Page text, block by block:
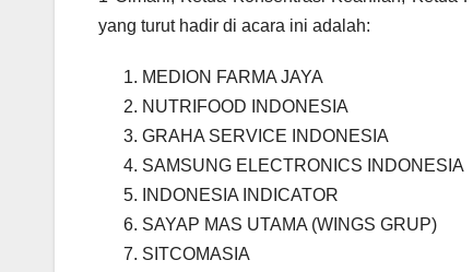
yang turut hadir di acara ini adalah:
MEDION FARMA JAYA
NUTRIFOOD INDONESIA
GRAHA SERVICE INDONESIA
SAMSUNG ELECTRONICS INDONESIA
INDONESIA INDICATOR
SAYAP MAS UTAMA (WINGS GRUP)
SITCOMASIA